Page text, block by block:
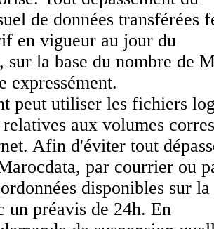
de données
en vigueur au jour du
sur la base du nombre de
expressément.
peut utiliser les fichiers
aux volumes
Afin d'éviter tout
par courrier ou
disponibles sur
un préavis de 24h. En